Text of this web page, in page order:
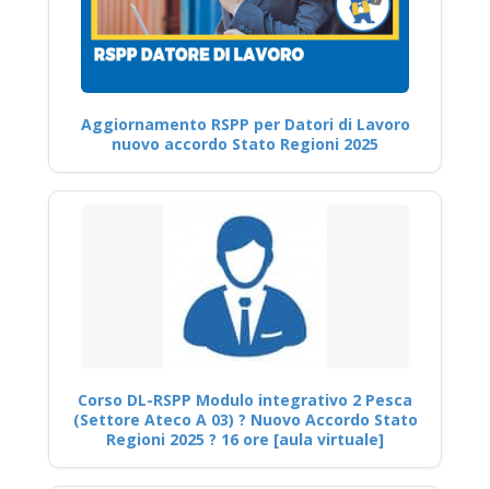
Aggiornamento RSPP per Datori di Lavoro
nuovo accordo Stato Regioni 2025
Corso DL-RSPP Modulo integrativo 2 Pesca
(Settore Ateco A 03) ? Nuovo Accordo Stato
Regioni 2025 ? 16 ore [aula virtuale]